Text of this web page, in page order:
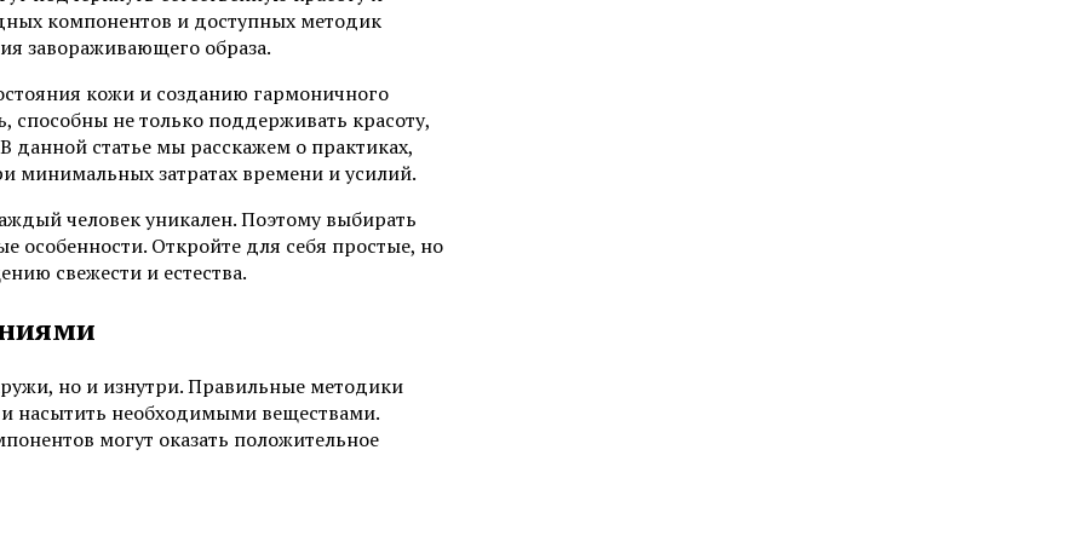
компонентов и доступных методик
завораживающего образа.
кожи и созданию гармоничного
способны не только поддерживать красоту,
статье мы расскажем о практиках,
минимальных затратах времени и усилий.
человек уникален. Поэтому выбирать
особенности. Откройте для себя простые, но
свежести и естества.
но и изнутри. Правильные методики
насытить необходимыми веществами.
могут оказать положительное